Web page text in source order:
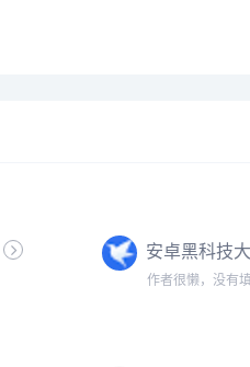
安卓黑科技
作者很懒，没有